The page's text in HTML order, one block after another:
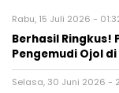
Rabu, 15 Juli 2026 -
Berhasil Ringkus!
Pengemudi Ojol
Selasa, 30 Juni 2026 -